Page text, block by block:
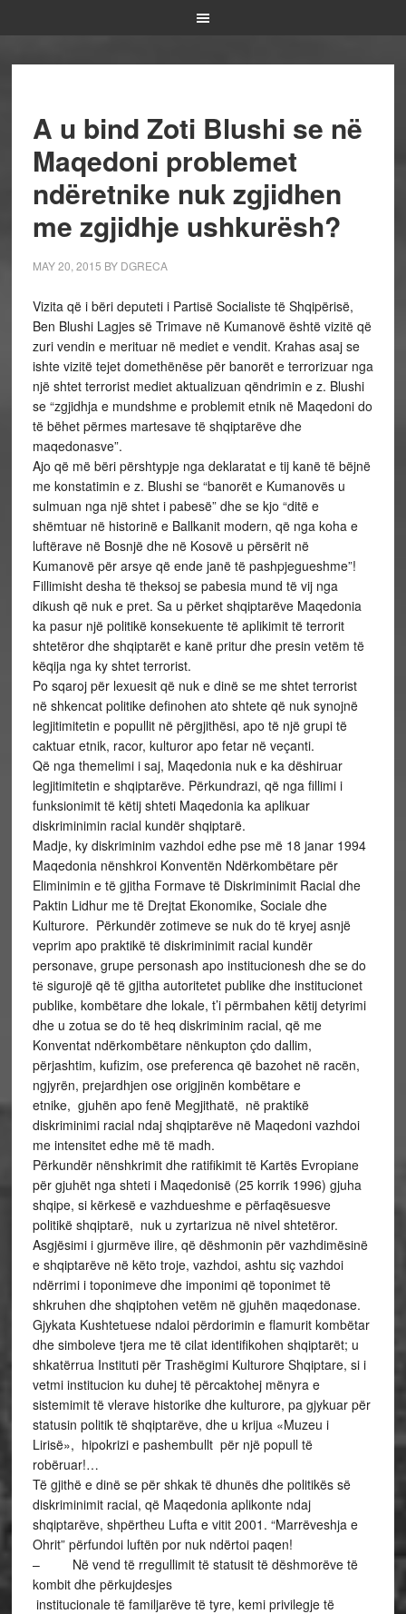
A u bind Zoti Blushi se në
Maqedoni problemet
ndëretnike nuk zgjidhen
me zgjidhje ushkurësh?
MAY 20, 2015 BY DGRECA
Vizita që i bëri deputeti i Partisë Socialiste të Shqipërisë,
Ben Blushi Lagjes së Trimave në Kumanovë është vizitë që
zuri vendin e merituar në mediet e vendit. Krahas asaj se
ishte vizitë tejet domethënëse për banorët e terrorizuar nga
një shtet terrorist mediet aktualizuan qëndrimin e z. Blushi
se “zgjidhja e mundshme e problemit etnik në Maqedoni do
të bëhet përmes martesave të shqiptarëve dhe
maqedonasve”.
Ajo që më bëri përshtypje nga deklaratat e tij kanë të bëjnë
me konstatimin e z. Blushi se “banorët e Kumanovës u
sulmuan nga një shtet i pabesë” dhe se kjo “ditë e
shëmtuar në historinë e Ballkanit modern, që nga koha e
luftërave në Bosnjë dhe në Kosovë u përsërit në
Kumanovë për arsye që ende janë të pashpjegueshme”!
Fillimisht desha të theksoj se pabesia mund të vij nga
dikush që nuk e pret. Sa u përket shqiptarëve Maqedonia
ka pasur një politikë konsekuente të aplikimit të terrorit
shtetëror dhe shqiptarët e kanë pritur dhe presin vetëm të
këqija nga ky shtet terrorist.
Po sqaroj për lexuesit që nuk e dinë se me shtet terrorist
në shkencat politike definohen ato shtete që nuk synojnë
legjitimitetin e popullit në përgjithësi, apo të një grupi të
caktuar etnik, racor, kulturor apo fetar në veçanti.
Që nga themelimi i saj, Maqedonia nuk e ka dëshiruar
legjitimitetin e shqiptarëve. Përkundrazi, që nga fillimi i
funksionimit të këtij shteti Maqedonia ka aplikuar
diskriminimin racial kundër shqiptarë.
Madje, ky diskriminim vazhdoi edhe pse më 18 janar 1994
Maqedonia nënshkroi Konventën Ndërkombëtare për
Eliminimin e të gjitha Formave të Diskriminimit Racial dhe
Paktin Lidhur me të Drejtat Ekonomike, Sociale dhe
Kulturore. Përkundër zotimeve se nuk do të kryej asnjë
veprim apo praktikë të diskriminimit racial kundër
personave, grupe personash apo institucionesh dhe se do
tё sigurojë që të gjitha autoritetet publike dhe institucionet
publike, kombëtare dhe lokale, t’i përmbahen këtij detyrimi
dhe u zotua se do të heq diskriminim racial, që me
Konventat ndërkombëtare nënkupton çdo dallim,
përjashtim, kufizim, ose preferenca që bazohet në racën,
ngjyrën, prejardhjen ose origjinën kombëtare e
etnike, gjuhën apo fenë Megjithatë, në praktikë
diskriminimi racial ndaj shqiptarëve në Maqedoni vazhdoi
me intensitet edhe më të madh.
Përkundër nënshkrimit dhe ratifikimit të Kartës Evropiane
për gjuhët nga shteti i Maqedonisë (25 korrik 1996) gjuha
shqipe, si kërkesë e vazhdueshme e përfaqësuesve
politikë shqiptarë, nuk u zyrtarizua në nivel shtetëror.
Asgjësimi i gjurmëve ilire, që dëshmonin për vazhdimësinë
e shqiptarëve në këto troje, vazhdoi, ashtu siç vazhdoi
ndërrimi i toponimeve dhe imponimi që toponimet të
shkruhen dhe shqiptohen vetëm në gjuhën maqedonase.
Gjykata Kushtetuese ndaloi përdorimin e flamurit kombëtar
dhe simboleve tjera me të cilat identifikohen shqiptarët; u
shkatërrua Instituti për Trashëgimi Kulturore Shqiptare, si i
vetmi institucion ku duhej të përcaktohej mënyra e
sistemimit të vlerave historike dhe kulturore, pa gjykuar për
statusin politik të shqiptarëve, dhe u krijua «Muzeu i
Lirisë», hipokrizi e pashembullt për një popull të
robëruar!…
Të gjithë e dinë se për shkak të dhunës dhe politikës së
diskriminimit racial, që Maqedonia aplikonte ndaj
shqiptarëve, shpërtheu Lufta e vitit 2001. “Marrëveshja e
Ohrit” përfundoi luftën por nuk ndërtoi paqen!
– Në vend të rregullimit të statusit të dëshmorëve të
kombit dhe përkujdesjes
institucionale të familjarëve të tyre, kemi privilegje të